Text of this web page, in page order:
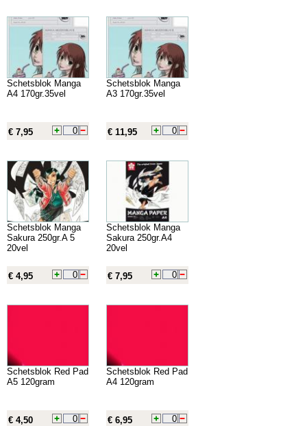
Schetsblok Manga
A4 170gr.35vel
€ 7,95
Schetsblok Manga
A3 170gr.35vel
€ 11,95
Schetsblok Manga
Sakura 250gr.A 5
20vel
€ 4,95
Schetsblok Manga
Sakura 250gr.A4
20vel
€ 7,95
Schetsblok Red Pad
A5 120gram
€ 4,50
Schetsblok Red Pad
A4 120gram
€ 6,95